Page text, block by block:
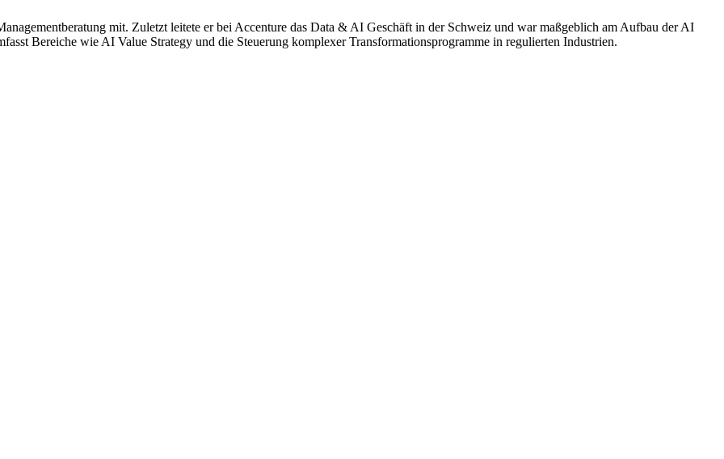
mit. Zuletzt leitete er bei Accenture das Data & AI Geschäft in der Schweiz und war maßgeblich am Aufbau der AI
Bereiche wie AI Value Strategy und die Steuerung komplexer Transformationsprogramme in regulierten Industrien.